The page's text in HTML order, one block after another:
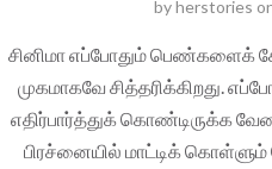
byherstories
சினிமா எப்போதும் பெண்களைக்
முகமாகவே சித்தரிக்கிறது.
எதிர்பார்த்துக் கொண்டிருக்க
பிரச்னையில் மாட்டிக்